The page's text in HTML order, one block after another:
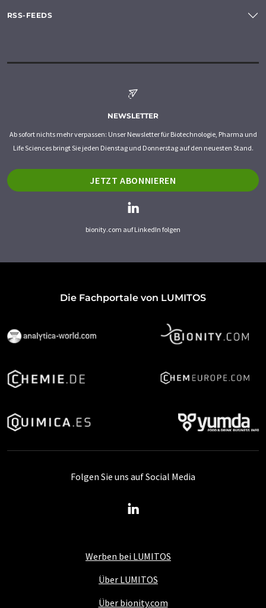
RSS-FEEDS
NEWSLETTER
Ab sofort nichts mehr verpassen: Unser Newsletter für Biotechnologie, Pharma und
Life Sciences bringt Sie jeden Dienstag und Donnerstag auf den neuesten Stand.
JETZT ABONNIEREN
bionity.com auf LinkedIn folgen
Die Fachportale von LUMITOS
Werben bei LUMITOS
Über LUMITOS
Über bionity.com
Folgen Sie uns auf Social Media